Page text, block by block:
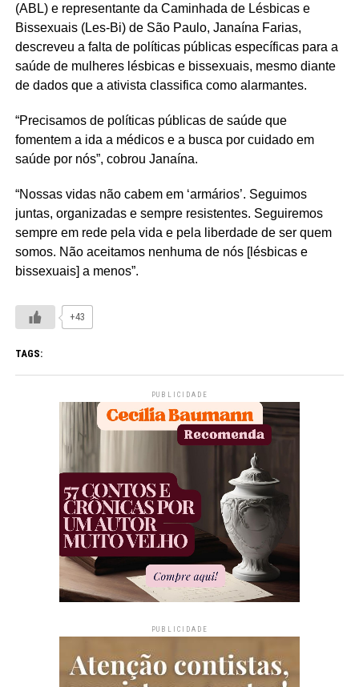
(ABL) e representante da Caminhada de Lésbicas e
Bissexuais (Les-Bi) de São Paulo, Janaína Farias,
descreveu a falta de políticas públicas específicas para a
saúde de mulheres lésbicas e bissexuais, mesmo diante
de dados que a ativista classifica como alarmantes.
“Precisamos de políticas públicas de saúde que
fomentem a ida a médicos e a busca por cuidado em
saúde por nós”, cobrou Janaína.
“Nossas vidas não cabem em ‘armários’. Seguimos
juntas, organizadas e sempre resistentes. Seguiremos
sempre em rede pela vida e pela liberdade de ser quem
somos. Não aceitamos nenhuma de nós [lésbicas e
bissexuais] a menos”.
+43
TAGS:
PUBLICIDADE
PUBLICIDADE